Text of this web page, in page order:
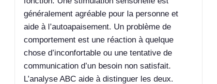
généralement agréable pour la personne et
aide à l’autoapaisement. Un problème de
comportement est une réaction à quelque
chose d’inconfortable ou une tentative de
communication d’un besoin non satisfait.
L’analyse ABC aide à distinguer les deux.